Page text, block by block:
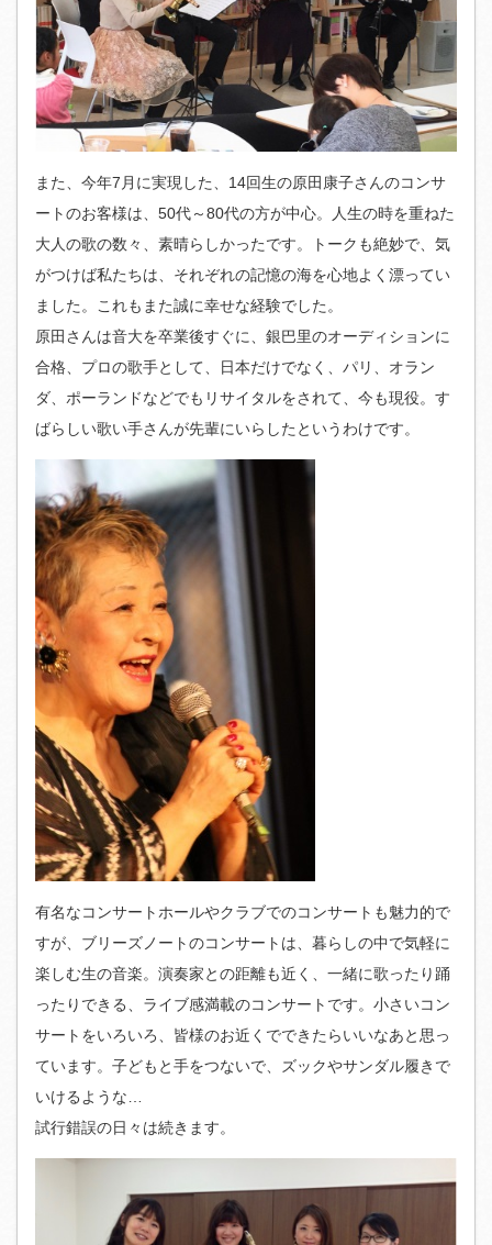
また、今年7月に実現した、14回生の原田康子さんのコンサ
ートのお客様は、50代～80代の方が中心。人生の時を重ねた
大人の歌の数々、素晴らしかったです。トークも絶妙で、気
がつけば私たちは、それぞれの記憶の海を心地よく漂ってい
ました。これもまた誠に幸せな経験でした。
原田さんは音大を卒業後すぐに、銀巴里のオーディションに
合格、プロの歌手として、日本だけでなく、パリ、オラン
ダ、ポーランドなどでもリサイタルをされて、今も現役。す
ばらしい歌い手さんが先輩にいらしたというわけです。
有名なコンサートホールやクラブでのコンサートも魅力的で
すが、ブリーズノートのコンサートは、暮らしの中で気軽に
楽しむ生の音楽。演奏家との距離も近く、一緒に歌ったり踊
ったりできる、ライブ感満載のコンサートです。小さいコン
サートをいろいろ、皆様のお近くでできたらいいなあと思っ
ています。子どもと手をつないで、ズックやサンダル履きで
いけるような…
試行錯誤の日々は続きます。